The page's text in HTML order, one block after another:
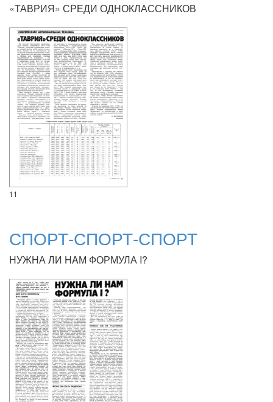
«ТАВРИЯ» СРЕДИ ОДНОКЛАССНИКОВ
11
СПОРТ-СПОРТ-СПОРТ
НУЖНА ЛИ HAМ ФОРМУЛА I?